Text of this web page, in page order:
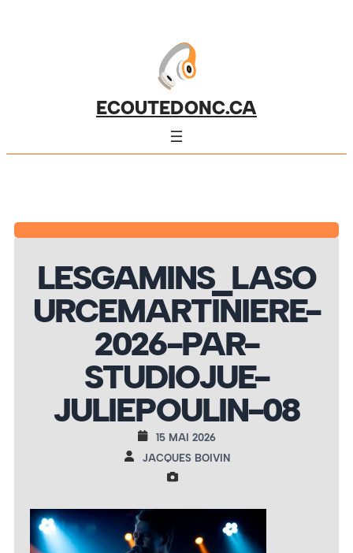
ECOUTEDONC.CA
LESGAMINS_LASO
URCEMARTINIERE-
2026-PAR-
STUDIOJUE-
JULIEPOULIN-08
15 MAI 2026
JACQUES BOIVIN